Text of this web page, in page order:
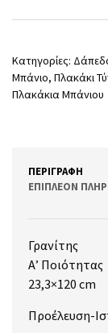
Κατηγορίες:
Μπάνιο, Πλακάκι
Πλακάκια Μπάνιου
ΠΕΡΙΓΡΑΦΉ
ΕΠΙΠΛΈΟΝ
Γρανίτης
Α’ Ποιότητας
23,3×120 cm
Προέλευση-